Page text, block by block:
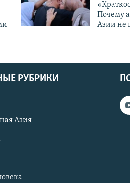
Почему
Азии не
РУБРИКИ
Азия